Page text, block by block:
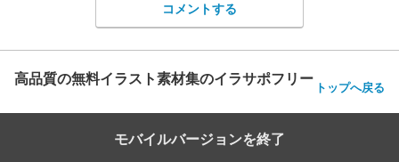
コメントする
高品質の無料イラスト素材集のイラサポフリー トップへ戻る
モバイルバージョンを終了